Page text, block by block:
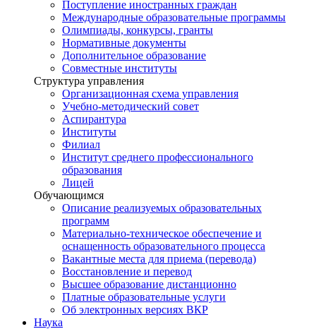
Поступление иностранных граждан
Международные образовательные программы
Олимпиады, конкурсы, гранты
Нормативные документы
Дополнительное образование
Совместные институты
Структура управления
Организационная схема управления
Учебно-методический совет
Аспирантура
Институты
Филиал
Институт среднего профессионального
образования
Лицей
Обучающимся
Описание реализуемых образовательных
программ
Материально-техническое обеспечение и
оснащенность образовательного процесса
Вакантные места для приема (перевода)
Восстановление и перевод
Высшее образование дистанционно
Платные образовательные услуги
Об электронных версиях ВКР
Наука